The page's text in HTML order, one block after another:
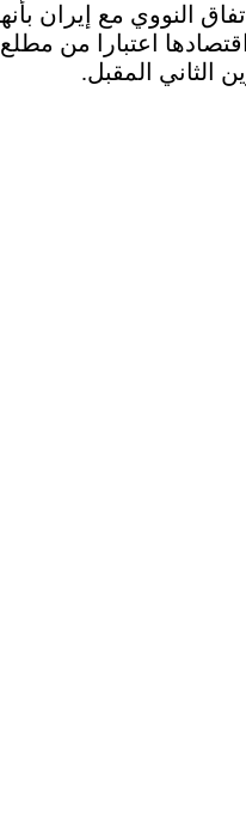
النووي مع إيران
اعتبارا من